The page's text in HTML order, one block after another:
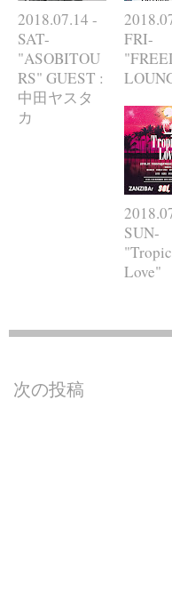
2018.07.14 -
SAT-
"ASOBITOU
RS" GUEST :
中田ヤスタ
カ
FRI-
SUN-
Love"
次の投稿